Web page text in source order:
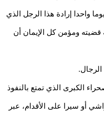
واحدا إرادة هذا الرجل الذي
قضيته ومؤمن كل الإيمان أن
الكبرى الذي تمتع بالنفوذ
أو سيرا على الأقدام، عبر